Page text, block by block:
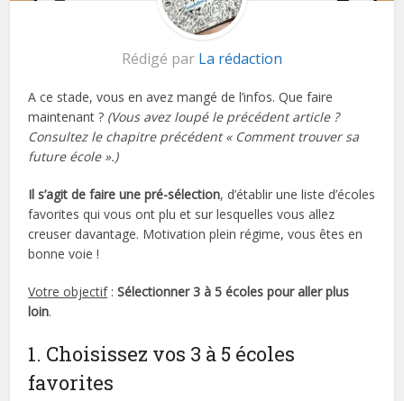
Rédigé par La rédaction
A ce stade, vous en avez mangé de l’infos. Que faire
maintenant ? (Vous avez loupé le précédent article ?
Consultez le chapitre précédent « Comment trouver sa
future école ».)
Il s’agit de faire une pré-sélection, d’établir une liste d’écoles
favorites qui vous ont plu et sur lesquelles vous allez
creuser davantage. Motivation plein régime, vous êtes en
bonne voie !
Votre objectif:Sélectionner 3 à 5 écoles pour aller plus
loin.
1. Choisissez vos 3 à 5 écoles
favorites